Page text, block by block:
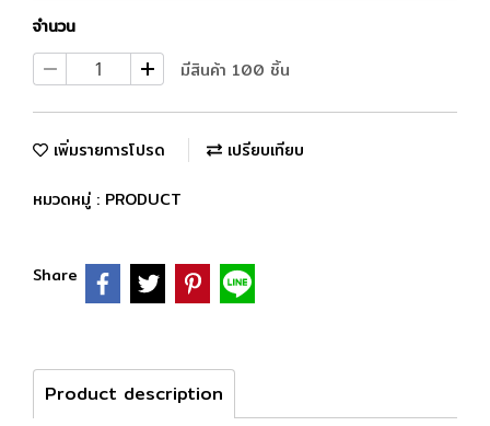
จำนวน
มีสินค้า 100 ชิ้น
เพิ่มรายการโปรด เปรียบเทียบ
หมวดหมู่ : PRODUCT
Share
Product description